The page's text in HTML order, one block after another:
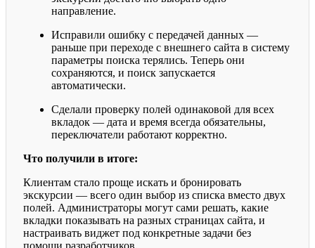
направление.
Исправили ошибку с передачей данных —
раньше при переходе с внешнего сайта в систему
параметры поиска терялись. Теперь они
сохраняются, и поиск запускается
автоматически.
Сделали проверку полей одинаковой для всех
вкладок — дата и время всегда обязательны,
переключатели работают корректно.
Что получили в итоге:
Клиентам стало проще искать и бронировать
экскурсии — всего один выбор из списка вместо двух
полей. Администраторы могут сами решать, какие
вкладки показывать на разных страницах сайта, и
настраивать виджет под конкретные задачи без
помощи разработчиков.